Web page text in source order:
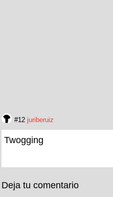
#12 juriberuiz
Twogging
Deja tu comentario